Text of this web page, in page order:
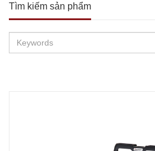
Tìm kiếm sản phẩm